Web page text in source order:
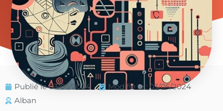
Publié le 03/05/2024
Modifié le : 03/05/2024
Alban